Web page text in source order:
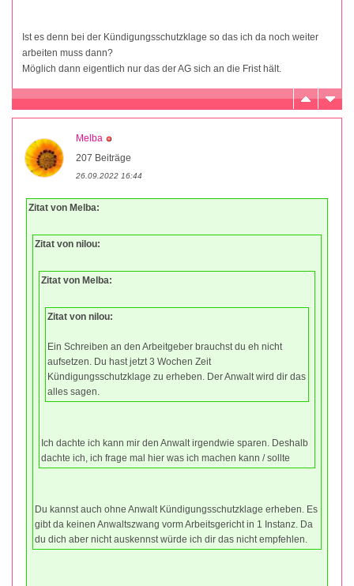
Ist es denn bei der Kündigungsschutzklage so das ich da noch weiter
arbeiten muss dann?
Möglich dann eigentlich nur das der AG sich an die Frist hält.
Melba
207 Beiträge
26.09.2022 16:44
Zitat von Melba:
Zitat von nilou:
Zitat von Melba:
Zitat von nilou:
Ein Schreiben an den Arbeitgeber brauchst du eh nicht
aufsetzen. Du hast jetzt 3 Wochen Zeit
Kündigungsschutzklage zu erheben. Der Anwalt wird dir das
alles sagen.
Ich dachte ich kann mir den Anwalt irgendwie sparen. Deshalb
dachte ich, ich frage mal hier was ich machen kann / sollte
Du kannst auch ohne Anwalt Kündigungsschutzklage erheben. Es
gibt da keinen Anwaltszwang vorm Arbeitsgericht in 1 Instanz. Da
du dich aber nicht auskennst würde ich dir das nicht empfehlen.